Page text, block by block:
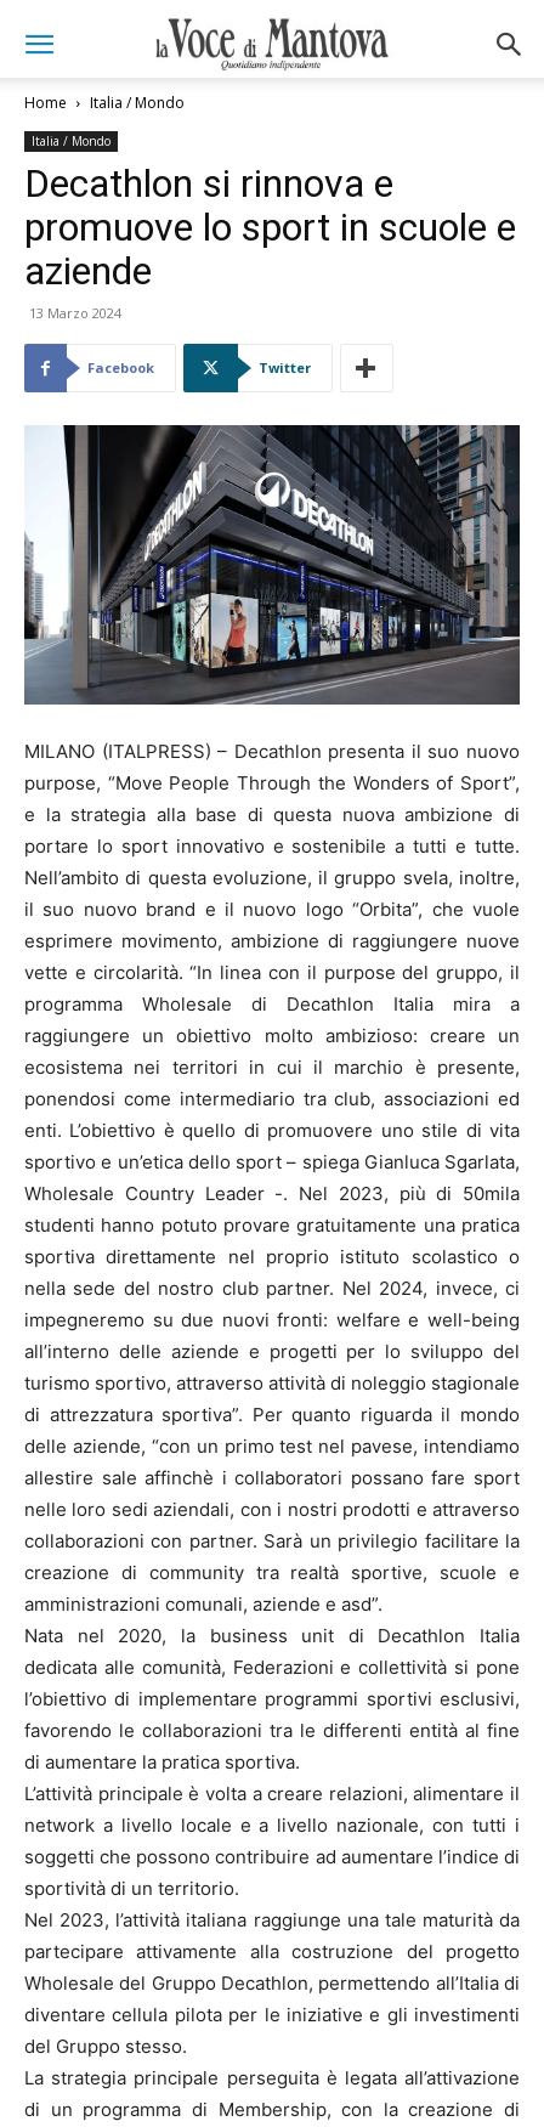
Home Italia / Mondo
Italia / Mondo
Decathlon si rinnova e
promuove lo sport in scuole e
aziende
13 Marzo 2024
Facebook Twitter
MILANO (ITALPRESS) – Decathlon presenta il suo nuovo
purpose, “Move People Through the Wonders of Sport”,
e la strategia alla base di questa nuova ambizione di
portare lo sport innovativo e sostenibile a tutti e tutte.
Nell’ambito di questa evoluzione, il gruppo svela, inoltre,
il suo nuovo brand e il nuovo logo “Orbita”, che vuole
esprimere movimento, ambizione di raggiungere nuove
vette e circolarità. “In linea con il purpose del gruppo, il
programma Wholesale di Decathlon Italia mira a
raggiungere un obiettivo molto ambizioso: creare un
ecosistema nei territori in cui il marchio è presente,
ponendosi come intermediario tra club, associazioni ed
enti. L’obiettivo è quello di promuovere uno stile di vita
sportivo e un’etica dello sport – spiega Gianluca Sgarlata,
Wholesale Country Leader -. Nel 2023, più di 50mila
studenti hanno potuto provare gratuitamente una pratica
sportiva direttamente nel proprio istituto scolastico o
nella sede del nostro club partner. Nel 2024, invece, ci
impegneremo su due nuovi fronti: welfare e well-being
all’interno delle aziende e progetti per lo sviluppo del
turismo sportivo, attraverso attività di noleggio stagionale
di attrezzatura sportiva”. Per quanto riguarda il mondo
delle aziende, “con un primo test nel pavese, intendiamo
allestire sale affinchè i collaboratori possano fare sport
nelle loro sedi aziendali, con i nostri prodotti e attraverso
collaborazioni con partner. Sarà un privilegio facilitare la
creazione di community tra realtà sportive, scuole e
amministrazioni comunali, aziende e asd”.
Nata nel 2020, la business unit di Decathlon Italia
dedicata alle comunità, Federazioni e collettività si pone
l’obiettivo di implementare programmi sportivi esclusivi,
favorendo le collaborazioni tra le differenti entità al fine
di aumentare la pratica sportiva.
L’attività principale è volta a creare relazioni, alimentare il
network a livello locale e a livello nazionale, con tutti i
soggetti che possono contribuire ad aumentare l’indice di
sportività di un territorio.
Nel 2023, l’attività italiana raggiunge una tale maturità da
partecipare attivamente alla costruzione del progetto
Wholesale del Gruppo Decathlon, permettendo all’Italia di
diventare cellula pilota per le iniziative e gli investimenti
del Gruppo stesso.
La strategia principale perseguita è legata all’attivazione
di un programma di Membership, con la creazione di